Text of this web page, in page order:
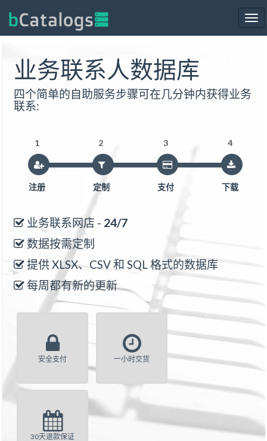
业务联系人数据库
四个简单的自助服务步骤可在几分钟内获得业务
联系:
1
注册
2
定制
3
支付
4
下载
业务联系网店 - 24/7
数据按需定制
提供 XLSX、CSV 和 SQL 格式的数据库
每周都有新的更新
安全支付 一小时交货
30天退款保证